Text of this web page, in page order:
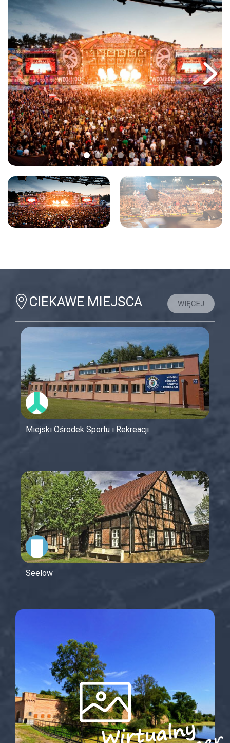
CIEKAWE MIEJSCA WIĘCEJ
Miejski Ośrodek Sportu i Rekreacji
Seelow